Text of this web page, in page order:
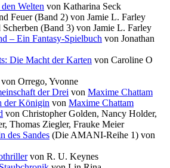
Welten von Katharina Seck
Feuer (Band 2) von Jamie L. Farley
(Band 3) von Jamie L. Farley
– Ein Fantasy-Spielbuch von Jonathan
Die Macht der Karten von Caroline O
von Orrego, Yvonne
der Drei von Maxime Chattam
der Königin von Maxime Chattam
von Christopher Golden, Nancy Holder,
Thomas Ziegler, Frauke Meier
des Sandes (Die AMANI-Reihe 1) von
von R. U. Keynes